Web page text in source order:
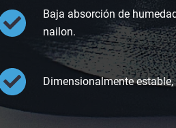
Baja absorción de
nailon.
Dimensionalmente